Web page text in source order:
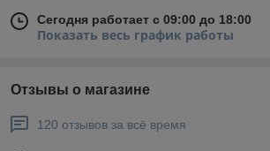
Сегодня работает с 09:00 до 18:00
Показать весь график работы
Отзывы о магазине
120 отзывов за всё время